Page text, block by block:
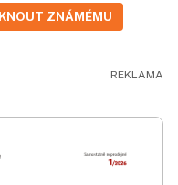
ZNÁMÉMU